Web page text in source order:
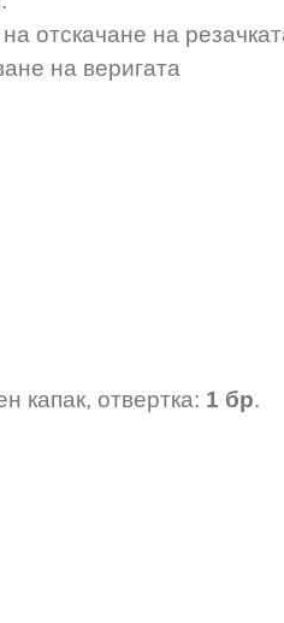
отскачане на
на веригата
капак, отвертка: 1 бр.